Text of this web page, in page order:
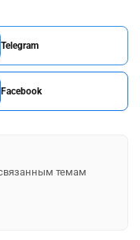
Telegram
Facebook
темам